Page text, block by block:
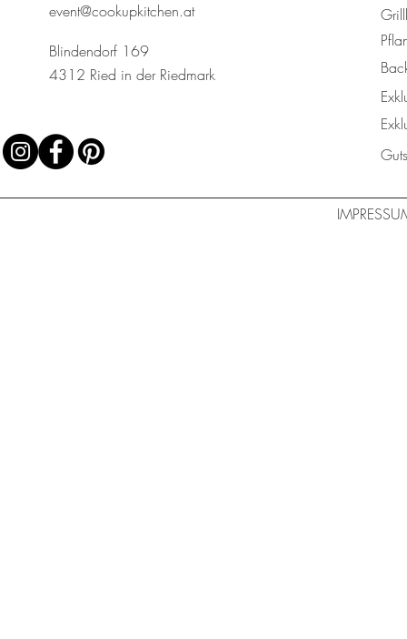
event@cookupkitchen.at
Blindendorf 169
4312 Ried in der Riedmark